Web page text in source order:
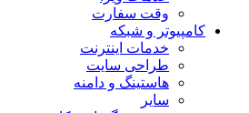
وقت سفارت
کامپیوتر و شبکه
خدمات اینترنت
طراحی سایت
هاستینگ و دامنه
سایر